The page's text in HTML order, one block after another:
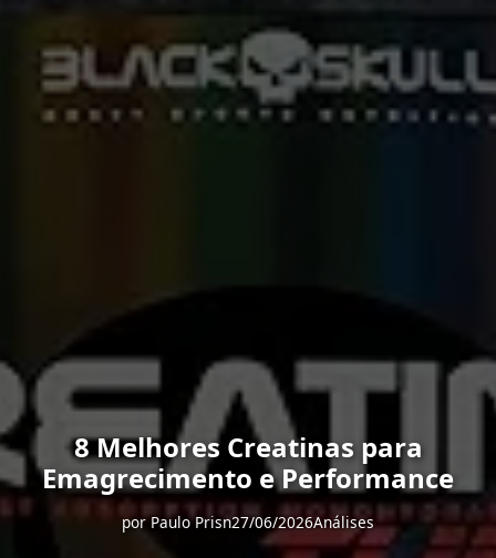
8 Melhores Creatinas para
Emagrecimento e Performance
porPaulo Prisn27/06/2026Análises